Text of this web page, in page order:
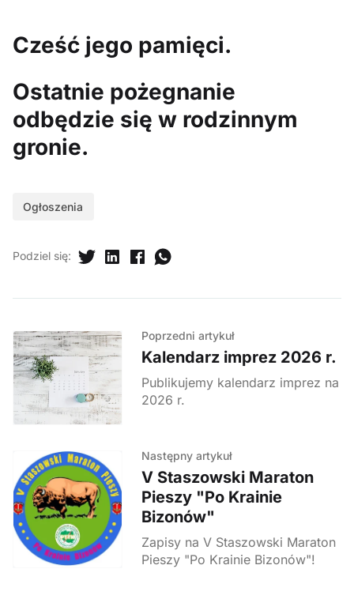
Cześć jego pamięci.
Ostatnie pożegnanie
odbędzie się w rodzinnym
gronie.
Ogłoszenia
Podziel się:
Poprzedni artykuł
Kalendarz imprez 2026 r.
Publikujemy kalendarz imprez na
2026 r.
Następny artykuł
V Staszowski Maraton
Pieszy "Po Krainie
Bizonów"
Zapisy na V Staszowski Maraton
Pieszy "Po Krainie Bizonów"!